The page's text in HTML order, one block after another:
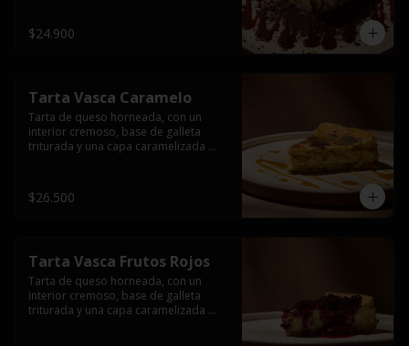
$24.900
Tarta Vasca Caramelo
Tarta de queso horneada, con un
interior cremoso, base de galleta
triturada y una capa caramelizada
$26.500
Tarta Vasca Frutos Rojos
Tarta de queso horneada, con un
interior cremoso, base de galleta
triturada y una capa caramelizada